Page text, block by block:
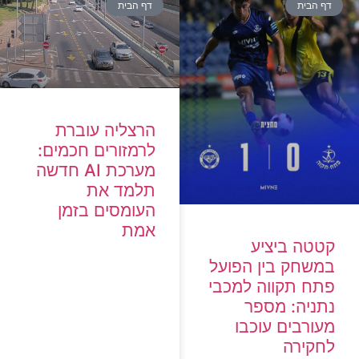
הבית
ביציע
בין הפועל
תקווה למכבי
מספר
עוכבו
דף הבית
הרצליה עוברת
לרמזורים חכמים:
מערכת AI חדשה
תלמד את
העומסים בזמן
אמת